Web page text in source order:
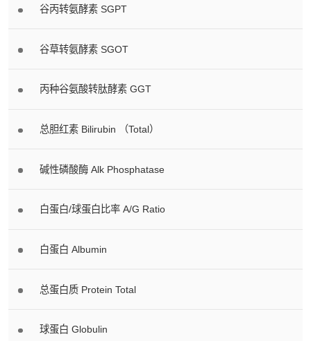
谷丙转氨酵素 SGPT
谷草转氨酵素 SGOT
丙种谷氨酸转肽酵素 GGT
总胆红素 Bilirubin （Total）
碱性磷酸酶 Alk Phosphatase
白蛋白/球蛋白比率 A/G Ratio
白蛋白 Albumin
总蛋白质 Protein Total
球蛋白 Globulin